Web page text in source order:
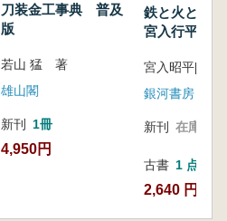
刀装金工事典 普及
版
若山 猛 著
雄山閣
新刊 1冊
4,950円
鉄と火と水
宮入行平
銀河書房
新刊 在庫なし
古書 1 点
2,640 円